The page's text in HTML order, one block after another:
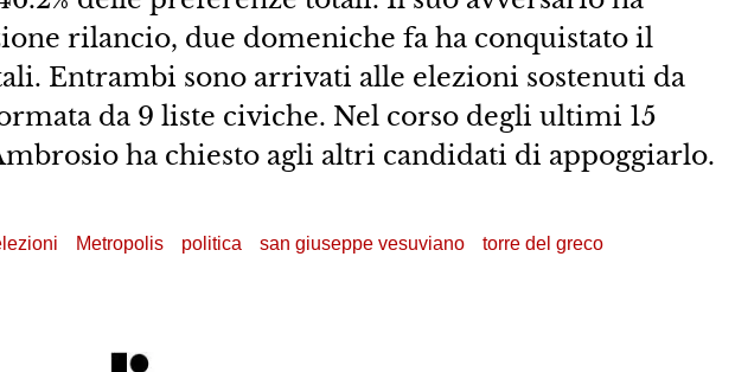
rilancio, due domeniche fa ha conquistato il
Entrambi sono arrivati alle elezioni sostenuti da
da 9 liste civiche. Nel corso degli ultimi 15
ha chiesto agli altri candidati di appoggiarlo.
Metropolis politica san giuseppe vesuviano torre del greco